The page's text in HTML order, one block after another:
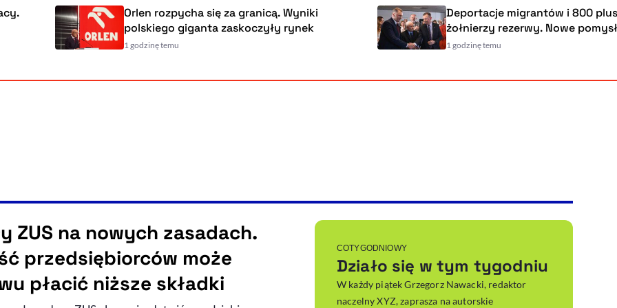
Sprawdź, jak i dlaczego zwiększamy dostępność, otwiera się w nowym
Deklaracja dostępności
, otwiera się w
Orlen rozpycha się za granicą. Wyniki
polskiego giganta zaskoczyły rynek
1 godzinę temu
Deportacje migrantów i 800 plus
żołnierzy rezerwy. Nowe pomysły
1 godzinę temu
ZUS na nowych zasadach.
przedsiębiorców może
płacić niższe składki